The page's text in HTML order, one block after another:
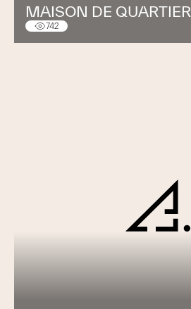
MAISON DE QUARTIER
742